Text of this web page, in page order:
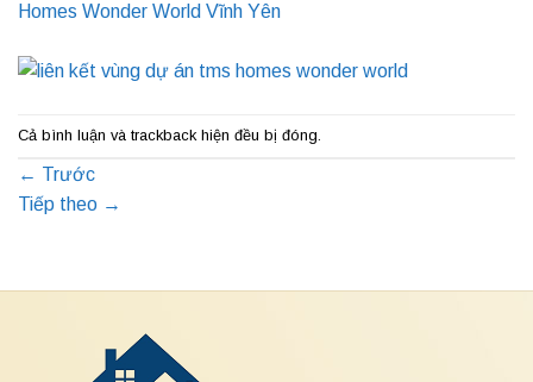
Homes Wonder World Vĩnh Yên
Cả bình luận và trackback hiện đều bị đóng.
← Trước
Tiếp theo →